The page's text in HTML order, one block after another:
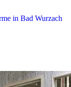
in Bad Wurzach